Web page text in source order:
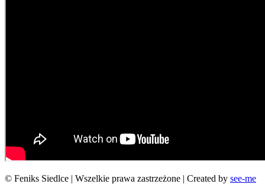
© Feniks Siedlce | Wszelkie prawa zastrzeżone | Created by see-me